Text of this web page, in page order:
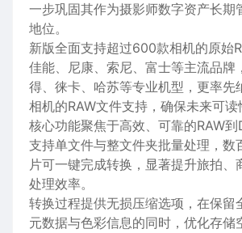
一步巩固其作为摄影师数字资产长期
地位。
新版全面支持‌超过600款相机‌的原始
佳能、尼康、索尼、富士等主流品牌
得、徕卡、哈苏等专业机型，更率
相机的RAW文件支持，确保未来可读
核心功能聚焦于高效、可靠的‌RAW到
支持单文件与整文件夹批量处理，数
片可一键完成转换，显著提升旅拍、
处理效率。
转换过程提供‌无损压缩选项‌，在保留
元数据与色彩信息的同时，优化存储